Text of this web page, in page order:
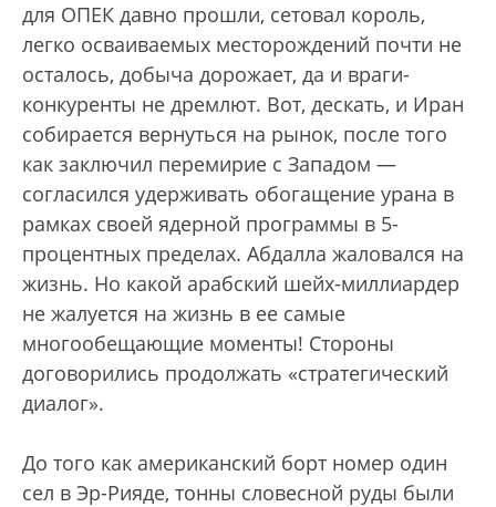
для ОПЕК давно прошли, сетовал король,
легко осваиваемых месторождений почти не
осталось, добыча дорожает, да и враги-
конкуренты не дремлют. Вот, дескать, и Иран
собирается вернуться на рынок, после того
как заключил перемирие с Западом —
согласился удерживать обогащение урана в
рамках своей ядерной программы в 5-
процентных пределах. Абдалла жаловался на
жизнь. Но какой арабский шейх-миллиардер
не жалуется на жизнь в ее самые
многообещающие моменты! Стороны
договорились продолжать «стратегический
диалог».
До того как американский борт номер один
сел в Эр-Рияде, тонны словесной руды были